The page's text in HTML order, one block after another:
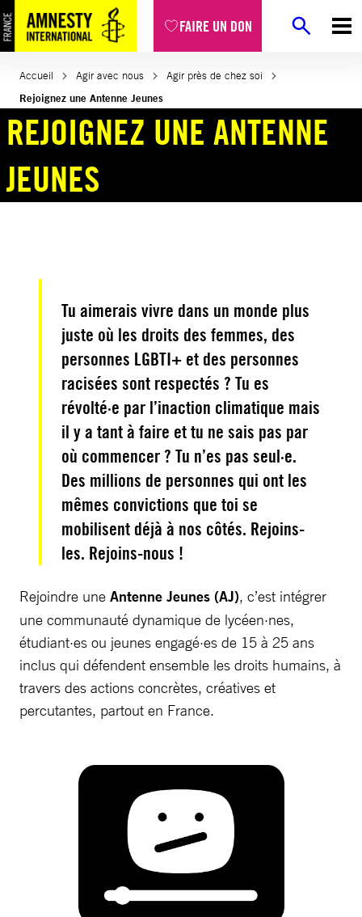
FAIRE UN DON
Aller
au
contenu
Accueil Agir avec nous
Agir près de chez soi
Rejoignez une Antenne Jeunes
REJOIGNEZ UNE ANTENNE
JEUNES
Tu aimerais vivre dans un monde plus
juste où les droits des femmes, des
personnes LGBTI+ et des personnes
racisées sont respectés ? Tu es
révolté·e par l’inaction climatique mais
il y a tant à faire et tu ne sais pas par
où commencer ? Tu n’es pas seul·e.
Des millions de personnes qui ont les
mêmes convictions que toi se
mobilisent déjà à nos côtés. Rejoins-
les. Rejoins-nous !
Rejoindre une Antenne Jeunes (AJ), c’est intégrer
une communauté dynamique de lycéen·nes,
étudiant·es ou jeunes engagé·es de 15 à 25 ans
inclus qui défendent ensemble les droits humains, à
travers des actions concrètes, créatives et
percutantes, partout en France.